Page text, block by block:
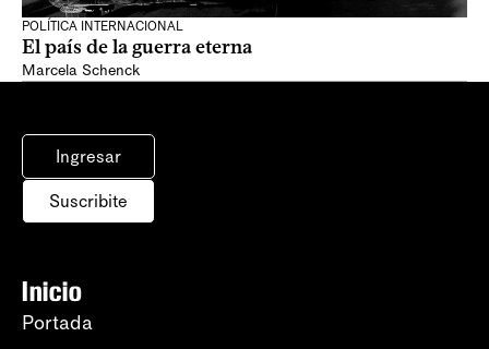
POLÍTICA INTERNACIONAL
El país de la guerra eterna
Marcela Schenck
Ingresar
Suscribite
Inicio
Portada